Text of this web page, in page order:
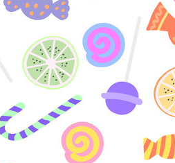
，打开活动页面，自行儘調，確保並自
蔽網站對剪切板讀取的請求，不知道關